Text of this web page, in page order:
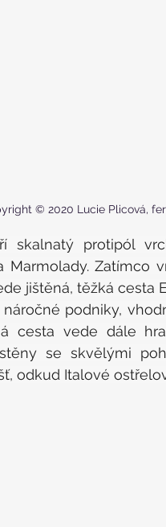
© 2020 Lucie Plicová,
skalnatý protipól
Marmolady. Zatímco
jištěná, těžká cesta
podniky,
cesta vede dále
se skvělými
odkud Italové